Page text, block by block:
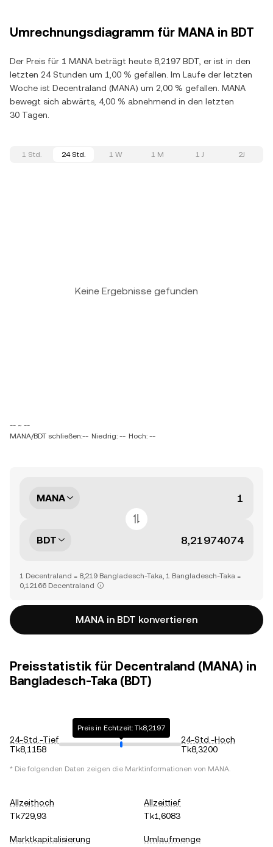
Umrechnungsdiagramm für MANA in BDT
Der Preis für 1 MANA beträgt heute 8,2197 BDT, er ist in den
letzten 24 Stunden um 1,00 % gefallen. Im Laufe der letzten
Woche ist Decentraland (MANA) um 2,00 % gefallen. MANA
bewegt sich abwärts, 4,00 % abnehmend in den letzten
30 Tagen.
1 Std. 24 Std. 1 W 1 M 1 J 2J
Keine Ergebnisse gefunden
-- ~ --
MANA/BDT schließen:-- Niedrig: -- Hoch: --
MANA
BDT
1 Decentraland = 8,219 Bangladesch-Taka, 1 Bangladesch-Taka =
0,12166 Decentraland
MANA in BDT konvertieren
Preisstatistik für Decentraland (MANA) in
Bangladesch-Taka (BDT)
24-Std.-Tief
Tk8,1158
Preis in Echtzeit: Tk8,2197
24-Std.-Hoch
Tk8,3200
* Die folgenden Daten zeigen die Marktinformationen von MANA.
Allzeithoch
Tk729,93
Allzeittief
Tk1,6083
Marktkapitalisierung
Umlaufmenge